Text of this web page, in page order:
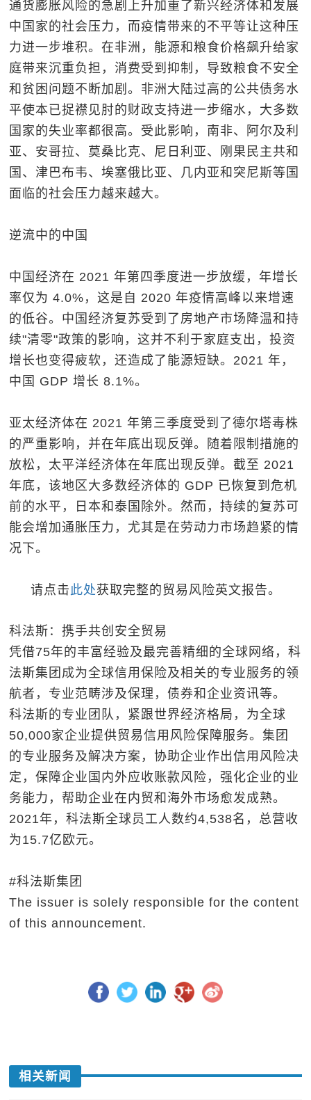
通货膨胀风险的急剧上升加重了新兴经济体和发展
中国家的社会压力，而疫情带来的不平等让这种压
力进一步堆积。在非洲，能源和粮食价格飙升给家
庭带来沉重负担，消费受到抑制，导致粮食不安全
和贫困问题不断加剧。非洲大陆过高的公共债务水
平使本已捉襟见肘的财政支持进一步缩水，大多数
国家的失业率都很高。受此影响，南非、阿尔及利
亚、安哥拉、莫桑比克、尼日利亚、刚果民主共和
国、津巴布韦、埃塞俄比亚、几内亚和突尼斯等国
面临的社会压力越来越大。
逆流中的中国
中国经济在 2021 年第四季度进一步放缓，年增长
率仅为 4.0%，这是自 2020 年疫情高峰以来增速
的低谷。中国经济复苏受到了房地产市场降温和持
续"清零"政策的影响，这并不利于家庭支出，投资
增长也变得疲软，还造成了能源短缺。2021 年，
中国 GDP 增长 8.1%。
亚太经济体在 2021 年第三季度受到了德尔塔毒株
的严重影响，并在年底出现反弹。随着限制措施的
放松，太平洋经济体在年底出现反弹。截至 2021
年底，该地区大多数经济体的 GDP 已恢复到危机
前的水平，日本和泰国除外。然而，持续的复苏可
能会增加通胀压力，尤其是在劳动力市场趋紧的情
况下。
请点击 此处获取完整的贸易风险英文报告。
科法斯：携手共创安全贸易
凭借75年的丰富经验及最完善精细的全球网络，科
法斯集团成为全球信用保险及相关的专业服务的领
航者，专业范畴涉及保理，债券和企业资讯等。
科法斯的专业团队，紧跟世界经济格局，为全球
50,000家企业提供贸易信用风险保障服务。集团
的专业服务及解决方案，协助企业作出信用风险决
定，保障企业国内外应收账款风险，强化企业的业
务能力，帮助企业在内贸和海外市场愈发成熟。
2021年，科法斯全球员工人数约4,538名，总营收
为15.7亿欧元。
#科法斯集团
The issuer is solely responsible for the content
of this announcement.
相关新闻